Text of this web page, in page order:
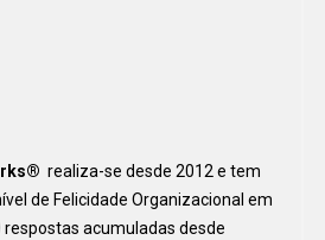
realiza-se desde 2012 e tem
de Felicidade Organizacional em
respostas acumuladas desde